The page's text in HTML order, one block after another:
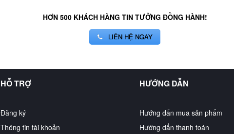
HƠN 500 KHÁCH HÀNG TIN TƯỞNG ĐỒNG HÀNH!
LIÊN HỆ NGAY
HỖ TRỢ
Đăng ký
Thông tin tài khoản
HƯỚNG DẪN
Hướng dẩn mua sản phẩm
Hướng dẩn thanh toán